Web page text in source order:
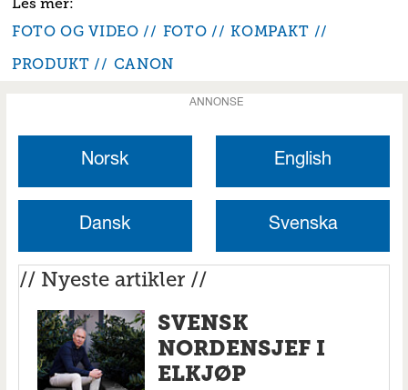
FOTO OG VIDEO FOTO
KOMPAKT
PRODUKT
CANON
ANNONSE
Norsk English
Dansk Svenska
// Nyeste artikler //
SVENSK
NORDENSJEF I
ELKJØP